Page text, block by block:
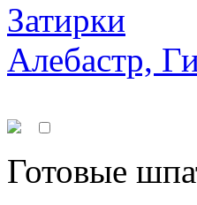
Затирки
Алебастр,
Готовые